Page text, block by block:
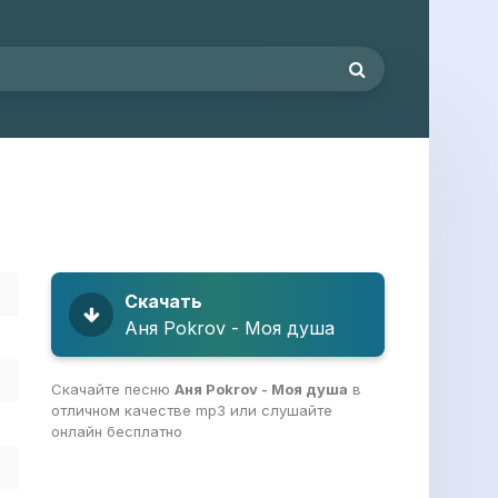
Скачать
Аня Pokrov - Моя душа
Скачайте песню Аня Pokrov - Моя душа в
отличном качестве mp3 или слушайте
онлайн бесплатно